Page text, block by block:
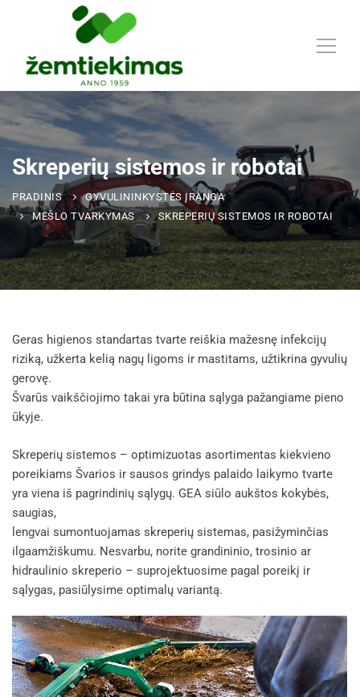
Skreperių sistemos ir robotai
PRADINIS
GYVULININKYSTĖS ĮRANGA
MĖŠLO TVARKYMAS
SKREPERIŲ SISTEMOS IR ROBOTAI
Geras higienos standartas tvarte reiškia mažesnę infekcijų
riziką, užkerta kelią nagų ligoms ir mastitams, užtikrina gyvulių
gerovę.
Švarūs vaikščiojimo takai yra būtina sąlyga pažangiame pieno
ūkyje.
Skreperių sistemos – optimizuotas asortimentas kiekvieno
poreikiams Švarios ir sausos grindys palaido laikymo tvarte
yra viena iš pagrindinių sąlygų. GEA siūlo aukštos kokybės,
saugias,
lengvai sumontuojamas skreperių sistemas, pasižyminčias
ilgaamžiškumu. Nesvarbu, norite grandininio, trosinio ar
hidraulinio skreperio – suprojektuosime pagal poreikį ir
sąlygas, pasiūlysime optimalų variantą.